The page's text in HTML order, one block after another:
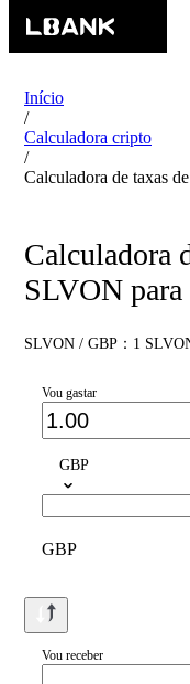
Início
/
Calculadora cripto
/
Calculadora de taxas
Calculadora
SLVON
SLVON / GBP：1
Vou gastar
GBP
GBP
Vou receber